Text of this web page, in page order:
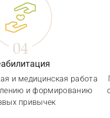
и медицинская работа
и формированию
привычек